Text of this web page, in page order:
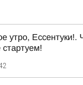
утро, Ессентуки!.
стартуем!